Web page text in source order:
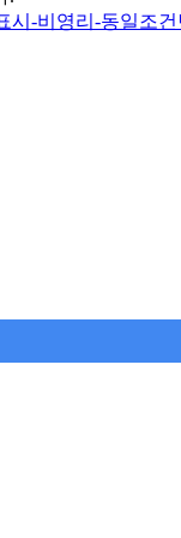
시-비영리-동일조